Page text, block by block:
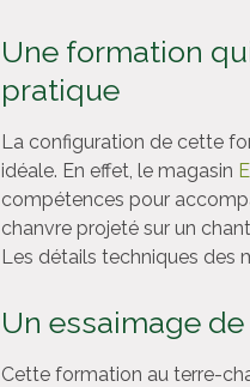
Une formation
pratique
La configuration de cette
idéale. En effet, le magasin
compétences pour
chanvre projeté sur un
Les détails techniques des
Un essaimage
Cette formation au terre-